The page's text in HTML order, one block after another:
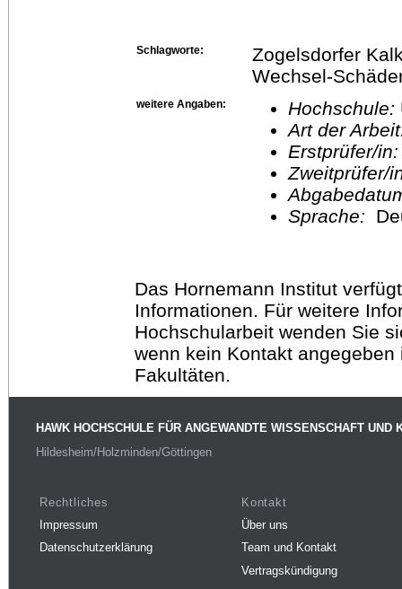
Schlagworte:
Zogelsdorfer
Wechsel-
weitere Angaben: Hochschule:
Art der
Erstprüfer/
Sprache:
Das Hornemann Institut
Informationen. Für weitere
Hochschularbeit wenden Sie
wenn kein Kontakt
Fakultäten.
HAWK HOCHSCHULE FÜR ANGEWANDTE WISSENSCHAFT UND
Hildesheim/Holzminden/Göttingen
Rechtliches
Impressum
Datenschutzerklärung
Kontakt
Über uns
Team und Kontakt
Vertragskündigung